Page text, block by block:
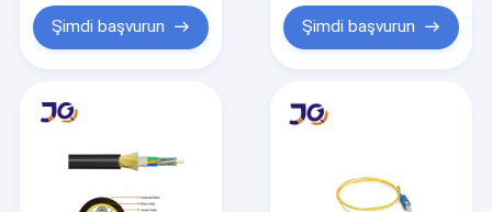
Şimdi başvurun Şimdi başvurun